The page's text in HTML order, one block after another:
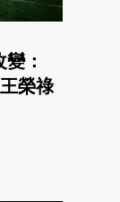
：
榮祿